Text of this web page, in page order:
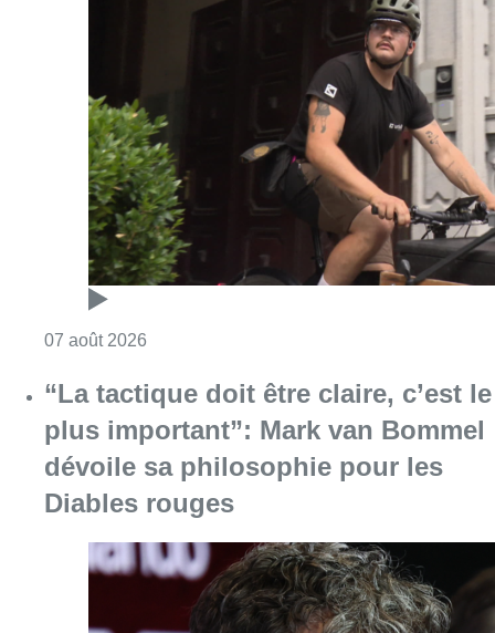
07 août 2026
“La tactique doit être claire, c’est le
plus important”: Mark van Bommel
dévoile sa philosophie pour les
Diables rouges